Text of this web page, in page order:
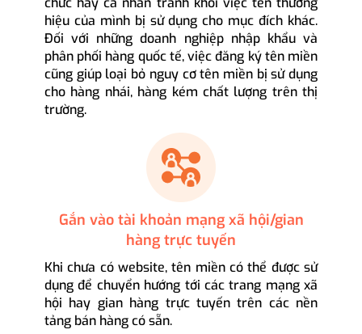
hiệu của mình bị sử dụng cho mục đích khác.
Đối với những doanh nghiệp nhập khẩu và
phân phối hàng quốc tế, việc đăng ký tên miền
cũng giúp loại bỏ nguy cơ tên miền bị sử dụng
cho hàng nhái, hàng kém chất lượng trên thị
trường.
Gắn vào tài khoản mạng xã hội/gian
hàng trực tuyến
Khi chưa có website, tên miền có thể được sử
dụng để chuyển hướng tới các trang mạng xã
hội hay gian hàng trực tuyến trên các nền
tảng bán hàng có sẵn.